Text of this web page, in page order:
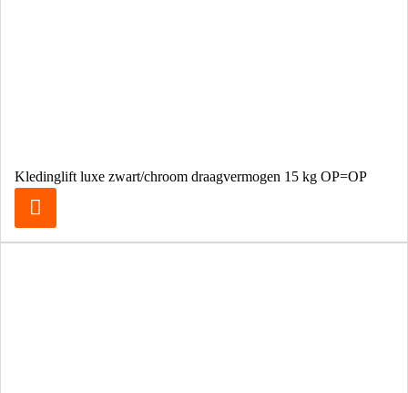
Kledinglift luxe zwart/chroom draagvermogen 15 kg OP=OP